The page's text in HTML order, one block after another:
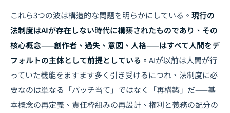
これら3つの波は構造的な問題を明らかにしている。 現行の
法制度はAIが存在しない時代に構築されたものであり、その
核心概念——創作者、過失、意図、人格——はすべて人間をデ
フォルトの主体として前提としている。 AIが以前は人間が行
っていた機能をますます多く引き受けるにつれ、法制度に必
要なのは単なる「パッチ当て」ではなく「再構築」だ——基
本概念の再定義、責任枠組みの再設計、権利と義務の配分の